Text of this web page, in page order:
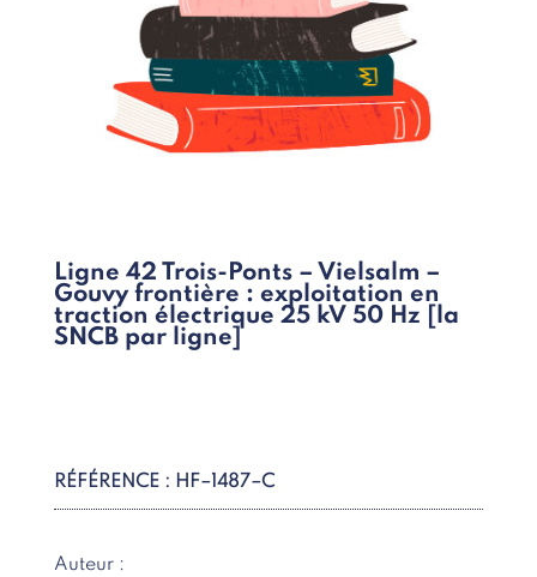
Ligne 42 Trois-Ponts – Vielsalm –
Gouvy frontière : exploitation en
traction électrique 25 kV 50 Hz [la
SNCB par ligne]
RÉFÉRENCE : HF–1487–C
Auteur :